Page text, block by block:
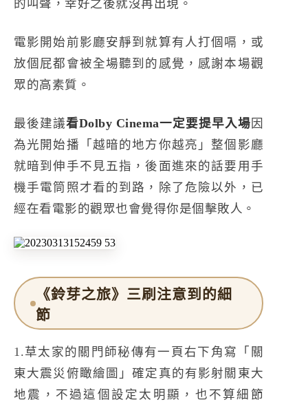
的叫聲，幸好之後就沒再出現。
電影開始前影廳安靜到就算有人打個嗝，或
放個屁都會被全場聽到的感覺，感謝本場觀
眾的高素質。
最後建議看Dolby Cinema一定要提早入場 因
為光開始播「越暗的地方你越亮」整個影廳
就暗到伸手不見五指，後面進來的話要用手
機手電筒照才看的到路，除了危險以外，已
經在看電影的觀眾也會覺得你是個擊敗人。
《鈴芽之旅》三刷注意到的細
節
1.草太家的關門師秘傳有一頁右下角寫「關
東大震災俯瞰繪圖」確定真的有影射關東大
地震，不過這個設定太明顯，也不算細節